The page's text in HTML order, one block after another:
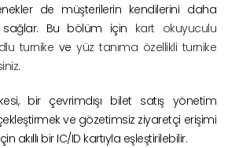
de müşterilerin kendilerini daha
sağlar. Bu bölüm için kart okuyuculu
turnike ve yüz tanıma özellikli turnike
.
bir çevrimdışı bilet satış yönetim
ve gözetimsiz ziyaretçi erişimi
akıllı bir IC/ID kartıyla eşleştirilebilir.